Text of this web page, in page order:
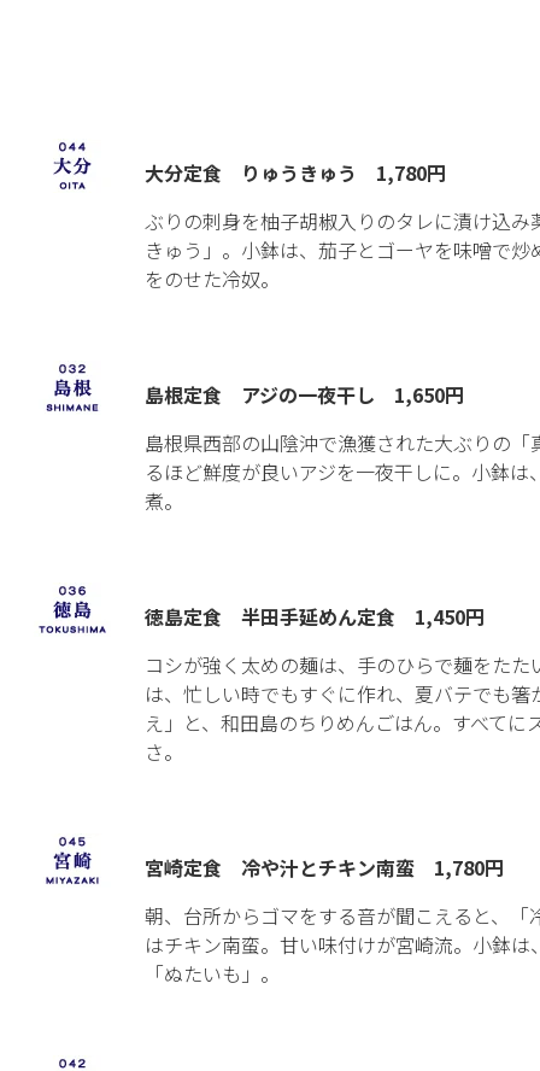
大分定食 りゅうきゅう 1,780円
ぶりの刺身を柚子胡椒入りのタレに漬け込
きゅう」。小鉢は、茄子とゴーヤを味噌で
をのせた冷奴。
島根定食 アジの一夜干し 1,650円
島根県西部の山陰沖で漁獲された大ぶりの
るほど鮮度が良いアジを一夜干しに。小鉢
煮。
徳島定食 半田手延めん定食 1,450円
コシが強く太めの麺は、手のひらで麺をた
は、忙しい時でもすぐに作れ、夏バテでも
え」と、和田島のちりめんごはん。すべて
さ。
宮崎定食 冷や汁とチキン南蛮 1,780円
朝、台所からゴマをする音が聞こえると、
はチキン南蛮。甘い味付けが宮崎流。小鉢
「ぬたいも」。